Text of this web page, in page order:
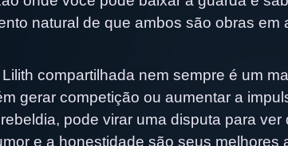
natural de que ambos são obras em
compartilhada nem sempre é um
gerar competição ou aumentar a
pode virar uma disputa para
e a honestidade são seus melhores